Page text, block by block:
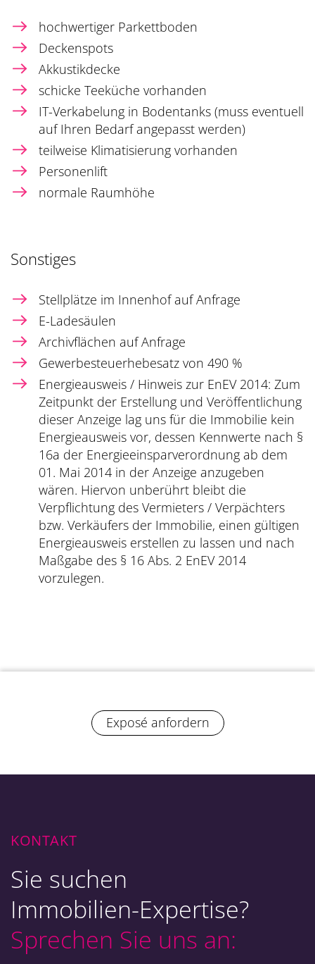
hochwertiger Parkettboden
Deckenspots
Akkustikdecke
schicke Teeküche vorhanden
IT-Verkabelung in Bodentanks (muss eventuell
auf Ihren Bedarf angepasst werden)
teilweise Klimatisierung vorhanden
Personenlift
normale Raumhöhe
Sonstiges
Stellplätze im Innenhof auf Anfrage
E-Ladesäulen
Archivflächen auf Anfrage
Gewerbesteuerhebesatz von 490 %
Energieausweis / Hinweis zur EnEV 2014: Zum
Zeitpunkt der Erstellung und Veröffentlichung
dieser Anzeige lag uns für die Immobilie kein
Energieausweis vor, dessen Kennwerte nach §
16a der Energieeinsparverordnung ab dem
01. Mai 2014 in der Anzeige anzugeben
wären. Hiervon unberührt bleibt die
Verpflichtung des Vermieters / Verpächters
bzw. Verkäufers der Immobilie, einen gültigen
Energieausweis erstellen zu lassen und nach
Maßgabe des § 16 Abs. 2 EnEV 2014
vorzulegen.
Exposé anfordern
KONTAKT
Sie suchen
Immobilien-Expertise?
Sprechen Sie uns an: